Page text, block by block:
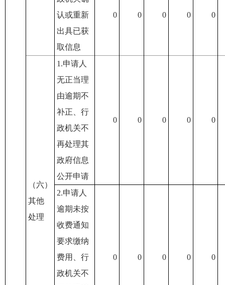
认或重新
出具已获
取信息
0 0 0 0 0
（六）
其他
处理
1.申请人
无正当理
由逾期不
补正、行
政机关不
再处理其
政府信息
公开申请
0 0 0 0 0
2.申请人
逾期未按
收费通知
要求缴纳
费用、行
政机关不
0 0 0 0 0